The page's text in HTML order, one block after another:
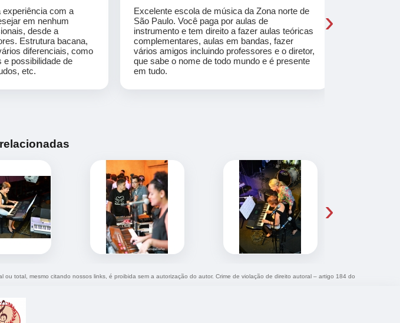
experiência com a
em nenhum
desde a
Estrutura bacana,
diferenciais, como
e possibilidade de
etc.
Excelente escola de música da Zona norte de
São Paulo. Você paga por aulas de
instrumento e tem direito a fazer aulas teóricas
complementares, aulas em bandas, fazer
vários amigos incluindo professores e o diretor,
que sabe o nome de todo mundo e é presente
em tudo.
›
›
ou total, mesmo citando nossos links, é proibida sem a autorização do autor. Crime de violação de direito autoral – artigo 184 do